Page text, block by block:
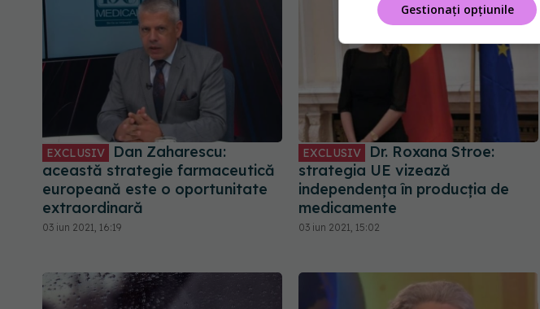
EXCLUSIV
Dan Zaharescu:
această strategie farmaceutică
europeană este o oportunitate
extraordinară
03 iun 2021, 16:19
EXCLUSIV
Dr. Roxana Stroe:
strategia UE vizează
independența în producția de
medicamente
03 iun 2021, 15:02
Gestionați opțiunile